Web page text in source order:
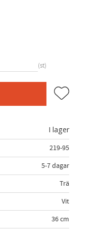
st
Lägg till i
I lager
219-95
5-7 dagar
Trä
Vit
36 cm